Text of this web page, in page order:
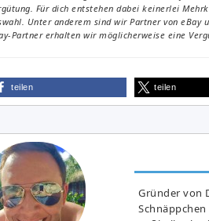
Für dich entstehen dabei keinerlei
Unter anderem sind wir Partner von eBay
Partner erhalten wir möglicherweise eine
teilen teilen
Gründer von